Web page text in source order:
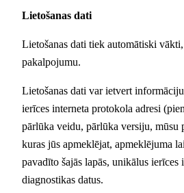
Lietošanas dati
Lietošanas dati tiek automātiski
pakalpojumu.
Lietošanas dati var ietvert
ierīces interneta protokola adresi
pārlūka veidu, pārlūka versiju, mūsu
kuras jūs apmeklējat, apmeklējuma
pavadīto šajās lapās, unikālus
diagnostikas datus.